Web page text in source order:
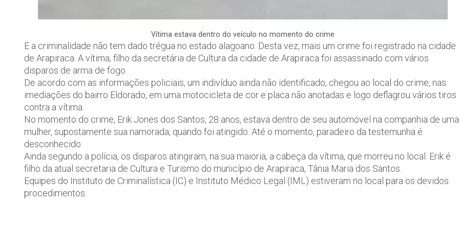
Vítima estava dentro do veículo no momento do crime
E a criminalidade não tem dado trégua no estado alagoano. Desta vez, mais um crime foi registrado na cidade
de Arapiraca. A vítima, filho da secretária de Cultura da cidade de Arapiraca foi assassinado com vários
disparos de arma de fogo.
De acordo com as informações policiais, um indivíduo ainda não identificado, chegou ao local do crime, nas
imediações do bairro Eldorado, em uma motocicleta de cor e placa não anotadas e logo deflagrou vários tiros
contra a vítima.
No momento do crime, Erik Jones dos Santos, 28 anos, estava dentro de seu automóvel na companhia de uma
mulher, supostamente sua namorada, quando foi atingido. Até o momento, paradeiro da testemunha é
desconhecido.
Ainda segundo a polícia, os disparos atingiram, na sua maioria, a cabeça da vítima, que morreu no local. Erik é
filho da atual secretaria de Cultura e Turismo do município de Arapiraca, Tânia Maria dos Santos.
Equipes do Instituto de Criminalística (IC) e Instituto Médico Legal (IML) estiveram no local para os devidos
procedimentos.